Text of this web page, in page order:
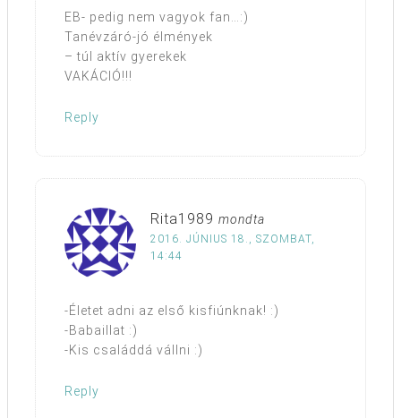
EB- pedig nem vagyok fan…:)
Tanévzáró-jó élmények
– túl aktív gyerekek
VAKÁCIÓ!!!
Reply
Rita1989 mondta
2016. JÚNIUS 18., SZOMBAT,
14:44
-Életet adni az első kisfiúnknak! :)
-Babaillat :)
-Kis családdá vállni :)
Reply